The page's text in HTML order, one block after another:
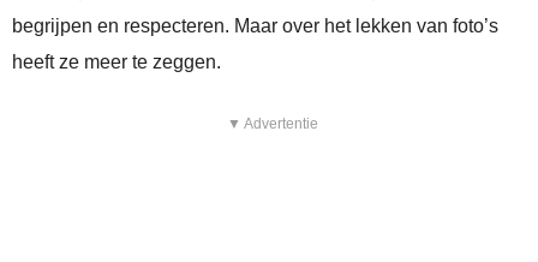
begrijpen en respecteren. Maar over het lekken van foto’s
heeft ze meer te zeggen.
▼ Advertentie